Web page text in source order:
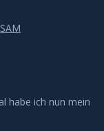
SAM
habe ich nun mein